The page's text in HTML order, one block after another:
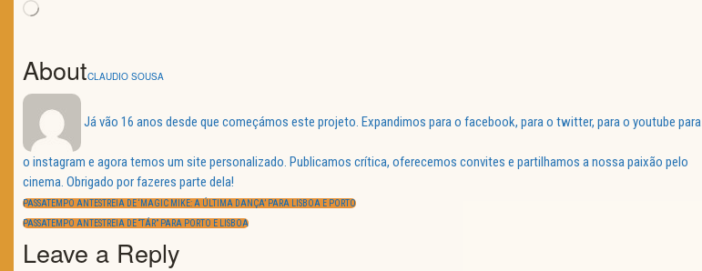
Loading…
AboutCLAUDIO SOUSA
Já vão 16 anos desde que começámos este projeto. Expandimos para o facebook, para o twitter, para o youtube para
o instagram e agora temos um site personalizado. Publicamos crítica, oferecemos convites e partilhamos a nossa paixão pelo
cinema. Obrigado por fazeres parte dela!
Navegação
de
artigos
PREVIOUS
PASSATEMPO ANTESTREIA DE ‘MAGIC MIKE: A ÚLTIMA DANÇA’ PARA LISBOA E PORTO
NEXT
PASSATEMPO ANTESTREIA DE “TÁR” PARA PORTO E LISBOA
Leave a Reply